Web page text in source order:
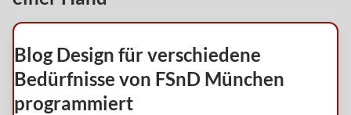
Blog Design für verschiedene
Bedürfnisse von FSnD München
programmiert